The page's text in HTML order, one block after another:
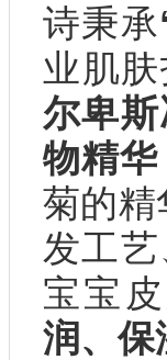
诗秉承
业肌
尔卑
物精华
菊的精
发工
宝宝
润、保